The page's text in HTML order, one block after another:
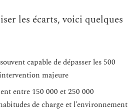
les écarts, voici quelques
souvent capable de dépasser les 500
majeure
entre 150 000 et 250 000
de charge et l’environnement